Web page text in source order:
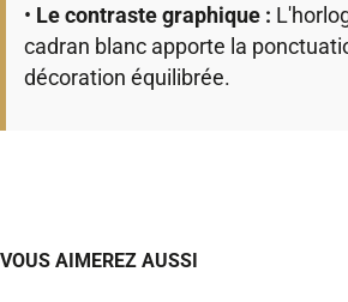
• Le contraste graphique :
cadran blanc apporte la
décoration équilibrée.
VOUS AIMEREZ AUSSI